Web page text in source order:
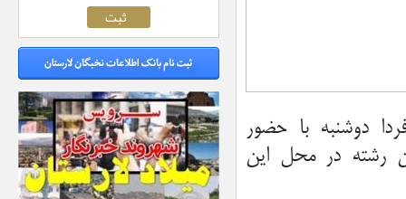
دوشنبه با حضور
رشته در محل این